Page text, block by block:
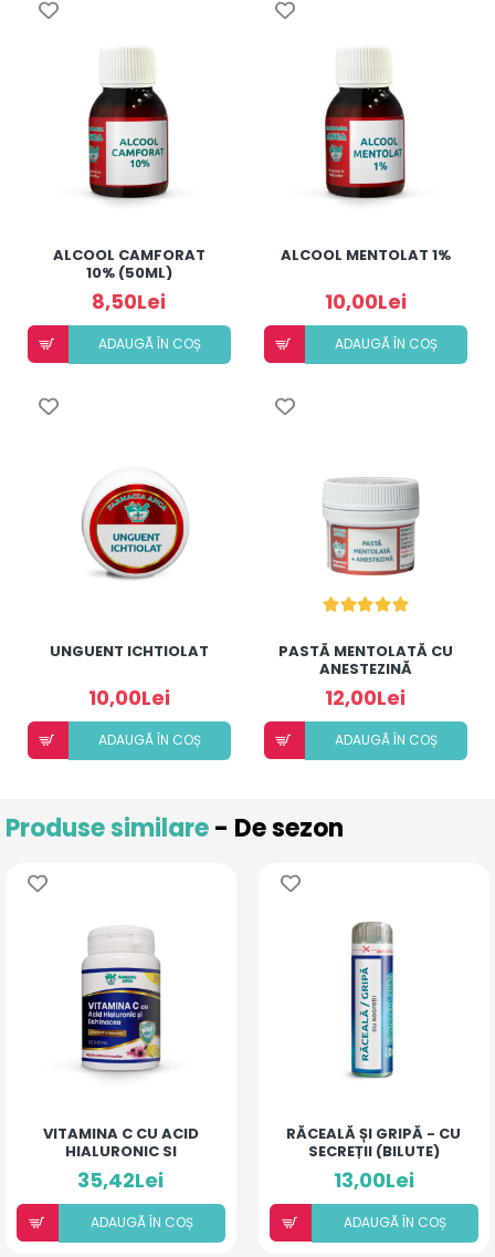
ALCOOL CAMFORAT
10% (50ML)
8,50Lei
ADAUGÃ ÎN COȘ
ALCOOL MENTOLAT 1%
10,00Lei
ADAUGÃ ÎN COȘ
UNGUENT ICHTIOLAT
10,00Lei
ADAUGÃ ÎN COȘ
PASTĂ MENTOLATĂ CU
ANESTEZINĂ
12,00Lei
ADAUGÃ ÎN COȘ
Produse similare- De sezon
VITAMINA C CU ACID
HIALURONIC SI
ECHINACEA
35,42Lei
ADAUGÃ ÎN COȘ
RĂCEALĂ ȘI GRIPĂ - CU
SECREȚII (BILUTE)
13,00Lei
ADAUGÃ ÎN COȘ